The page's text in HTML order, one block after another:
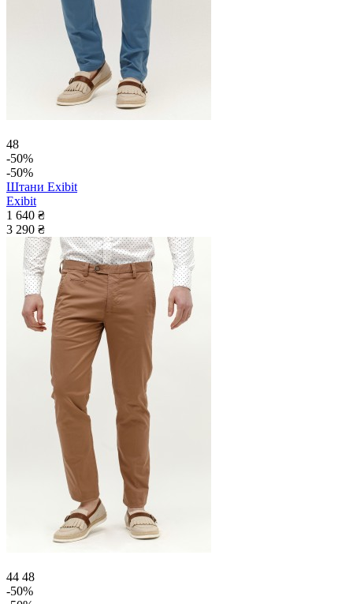
48
-50%
-50%
Штани Exibit
Exibit
1 640 ₴
3 290 ₴
44 48
-50%